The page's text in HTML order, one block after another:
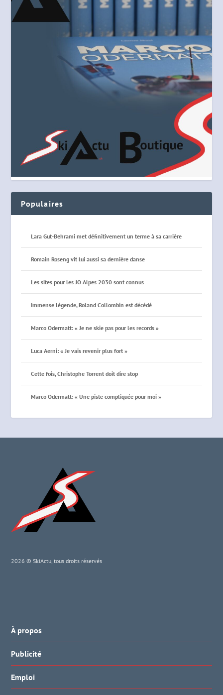
Populaires
Lara Gut-Behrami met définitivement un terme à sa carrière
Romain Roseng vit lui aussi sa dernière danse
Les sites pour les JO Alpes 2030 sont connus
Immense légende, Roland Collombin est décédé
Marco Odermatt: « Je ne skie pas pour les records »
Luca Aerni: « Je vais revenir plus fort »
Cette fois, Christophe Torrent doit dire stop
Marco Odermatt: « Une piste compliquée pour moi »
2026 © SkiActu, tous droits réservés
À propos
Publicité
Emploi